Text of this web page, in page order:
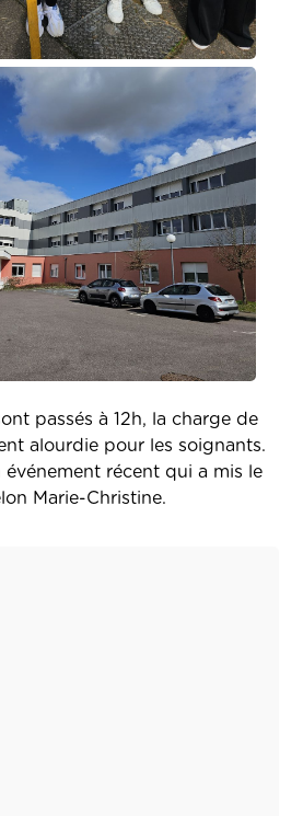
passés à 12h, la charge de
alourdie pour les soignants.
événement récent qui a mis le
Marie-Christine.